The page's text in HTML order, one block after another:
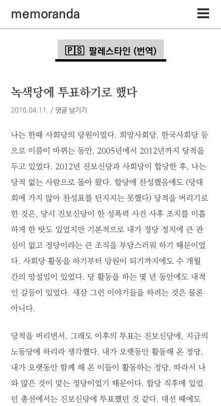
memoranda
팔레스타인 (번역)
녹색당에 투표하기로 했다
2016.04.11. / 댓글 남기기
나는 한때 사회당의 당원이었다. 희망사회당, 한국사회당 등
으로 이름이 바뀌는 동안, 2005년에서 2012년까지 당적을
두고 있었다. 2012년 진보신당과 사회당이 합당한 후, 나는
당적 없는 사람으로 돌아 왔다. 합당에 찬성했음에도 (당대
회에 가지 않아 찬성표를 던지지는 못했다) 당적을 버리기로
한 것은, 당시 진보신당이 한 성폭력 사건 사후 조치를 미흡
하게 한 탓도 있었지만 기본적으로 내가 정당 정치에 큰 관
심이 없고 정당이라는 큰 조직을 부담스러워 하기 때문이었
다. 사회당 활동을 하기부터 당원이 되기까지에도 수 개월
간의 망설임이 있었다. 당 활동을 하는 몇 년 동안에도 내적
인 갈등이 있었다. 새삼 그런 이야기들을 하려는 것은 물론
아니다.
당적을 버리면서, 그래도 이후의 투표는 진보신당에, 지금의
노동당에 하리라 생각했다. 내가 오랫동안 활동해 온 정당,
내가 오랫동안 함께 해 온 이들이 활동하는 정당, 따라서 나
와 많은 것이 맞는 정당이었기 때문이다. 합당 직후에 있었
던 총선에서는 진보신당에 투표했던 것 같다. 대선 때에도